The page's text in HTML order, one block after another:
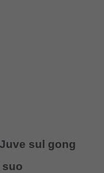
sul gong
suo